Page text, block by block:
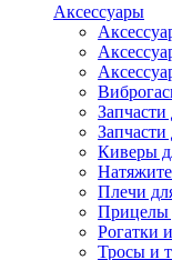
Аксессуары
Запчасти
Запчасти
Киверы
Плечи
Прицелы
Рогатки
Тросы и